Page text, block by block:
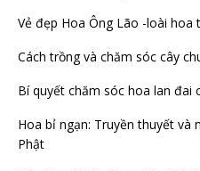
Vẻ đẹp Hoa Ông Lão -loài hoa
Cách trồng và chăm sóc cây
Bí quyết chăm sóc hoa lan đai
Hoa bỉ ngạn: Truyền thuyết và
Phật